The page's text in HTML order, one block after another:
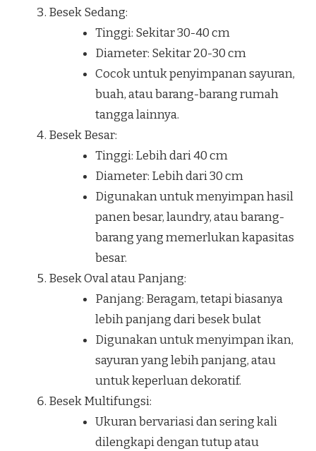
Besek Sedang:
Tinggi: Sekitar 30-40 cm
Diameter: Sekitar 20-30 cm
Cocok untuk penyimpanan sayuran,
buah, atau barang-barang rumah
tangga lainnya.
Besek Besar:
Tinggi: Lebih dari 40 cm
Diameter: Lebih dari 30 cm
Digunakan untuk menyimpan hasil
panen besar, laundry, atau barang-
barang yang memerlukan kapasitas
besar.
Besek Oval atau Panjang:
Panjang: Beragam, tetapi biasanya
lebih panjang dari besek bulat
Digunakan untuk menyimpan ikan,
sayuran yang lebih panjang, atau
untuk keperluan dekoratif.
Besek Multifungsi:
Ukuran bervariasi dan sering kali
dilengkapi dengan tutup atau